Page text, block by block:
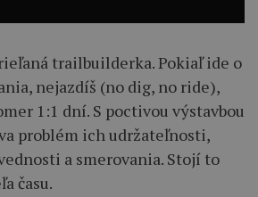
trailbuilderka. Pokiaľ ide o
nejazdíš (no dig, no ride),
1:1 dní. S poctivou výstavbou
problém ich udržateľnosti,
a smerovania. Stojí to
času.